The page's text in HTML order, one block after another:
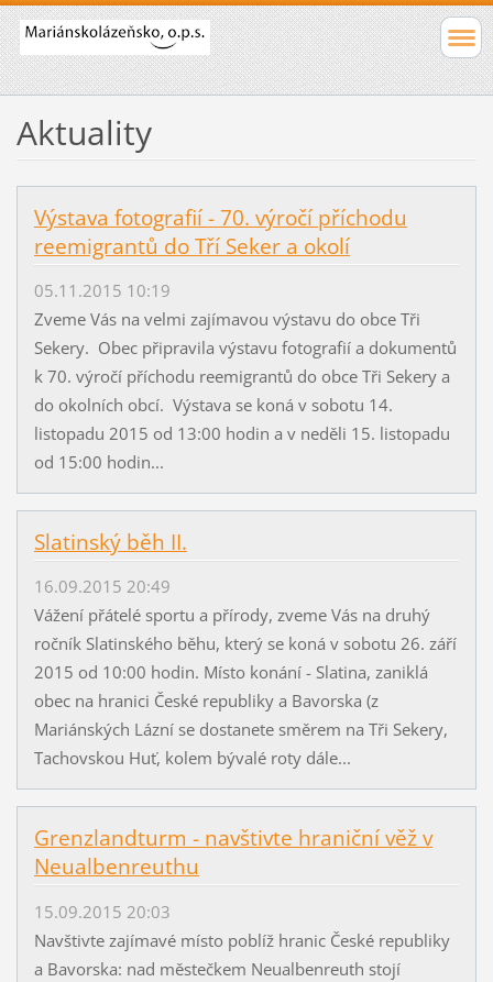
Aktuality
Výstava fotografií - 70. výročí příchodu
reemigrantů do Tří Seker a okolí
05.11.2015 10:19
Zveme Vás na velmi zajímavou výstavu do obce Tři
Sekery. Obec připravila výstavu fotografií a dokumentů
k 70. výročí příchodu reemigrantů do obce Tři Sekery a
do okolních obcí. Výstava se koná v sobotu 14.
listopadu 2015 od 13:00 hodin a v neděli 15. listopadu
od 15:00 hodin...
Slatinský běh II.
16.09.2015 20:49
Vážení přátelé sportu a přírody, zveme Vás na druhý
ročník Slatinského běhu, který se koná v sobotu 26. září
2015 od 10:00 hodin. Místo konání - Slatina, zaniklá
obec na hranici České republiky a Bavorska (z
Mariánských Lázní se dostanete směrem na Tři Sekery,
Tachovskou Huť, kolem bývalé roty dále...
Grenzlandturm - navštivte hraniční věž v
Neualbenreuthu
15.09.2015 20:03
Navštivte zajímavé místo poblíž hranic České republiky
a Bavorska: nad městečkem Neualbenreuth stojí